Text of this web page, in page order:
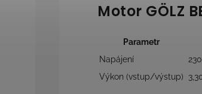
Motor GÖLZ
Parametr
Napájení
Výkon (vstup/výstup)